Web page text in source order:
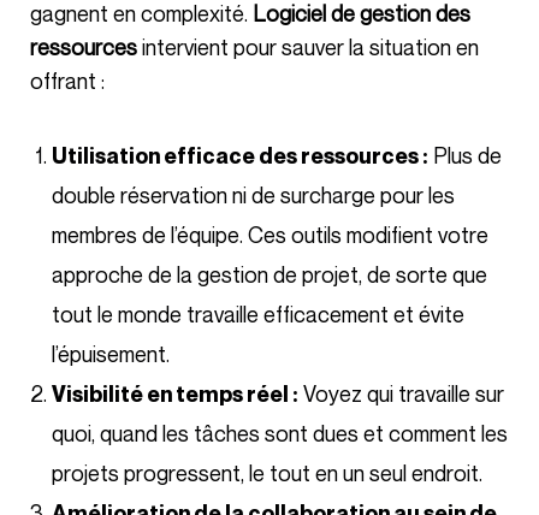
gagnent en complexité. Logiciel de gestion des
ressourcesintervient pour sauver la situation en
offrant :
Utilisation efficace des ressources : Plus de
double réservation ni de surcharge pour les
membres de l’équipe. Ces outils modifient votre
approche de la gestion de projet, de sorte que
tout le monde travaille efficacement et évite
l’épuisement.
Visibilité en temps réel : Voyez qui travaille sur
quoi, quand les tâches sont dues et comment les
projets progressent, le tout en un seul endroit.